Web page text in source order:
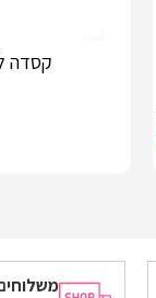
קסדה
הוספה לסל